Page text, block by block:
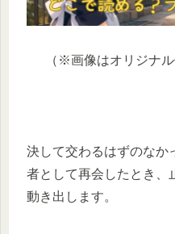
（※画像はオリジナ
決して交わるはずのなか
者として再会したとき、
動き出します。